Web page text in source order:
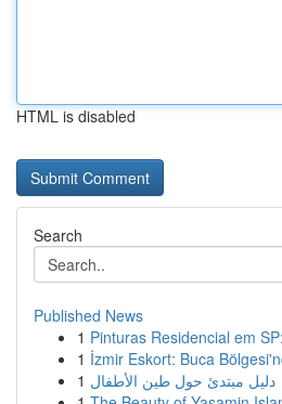
HTML is disabled
Search
Published News
1 Pinturas Residencial em
1 İzmir Eskort: Buca
1 دليل مبتدئ حول طين الأطفال